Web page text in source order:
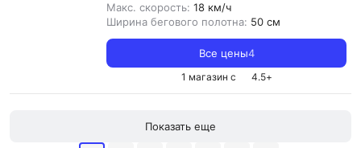
Макс. скорость: 18 км/ч
Ширина бегового полотна: 50 см
Все цены4
1 магазин с 4.5+
Показать еще